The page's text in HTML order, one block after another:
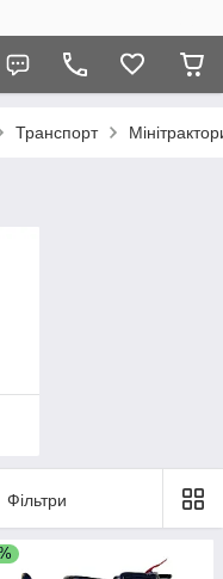
Транспорт
Фільтри